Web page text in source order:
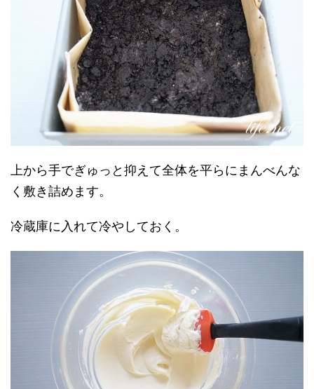
上から手でぎゅっと抑えて全体を平らにまんべんな
く敷き詰めます。
冷蔵庫に入れて冷やしておく。